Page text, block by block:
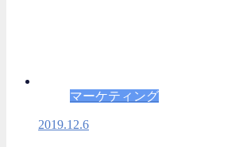
マーケティング
2019.12.6